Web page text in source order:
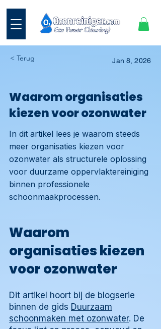
< Terug Jan 8, 2026
Waarom organisaties
kiezen voor ozonwater
In dit artikel lees je waarom steeds
meer organisaties kiezen voor
ozonwater als structurele oplossing
voor duurzame oppervlaktereiniging
binnen professionele
schoonmaakprocessen.
Waarom
organisaties kiezen
voor ozonwater
Dit artikel hoort bij de blogserie
binnen de gids Duurzaam
schoonmaken met ozonwater. De